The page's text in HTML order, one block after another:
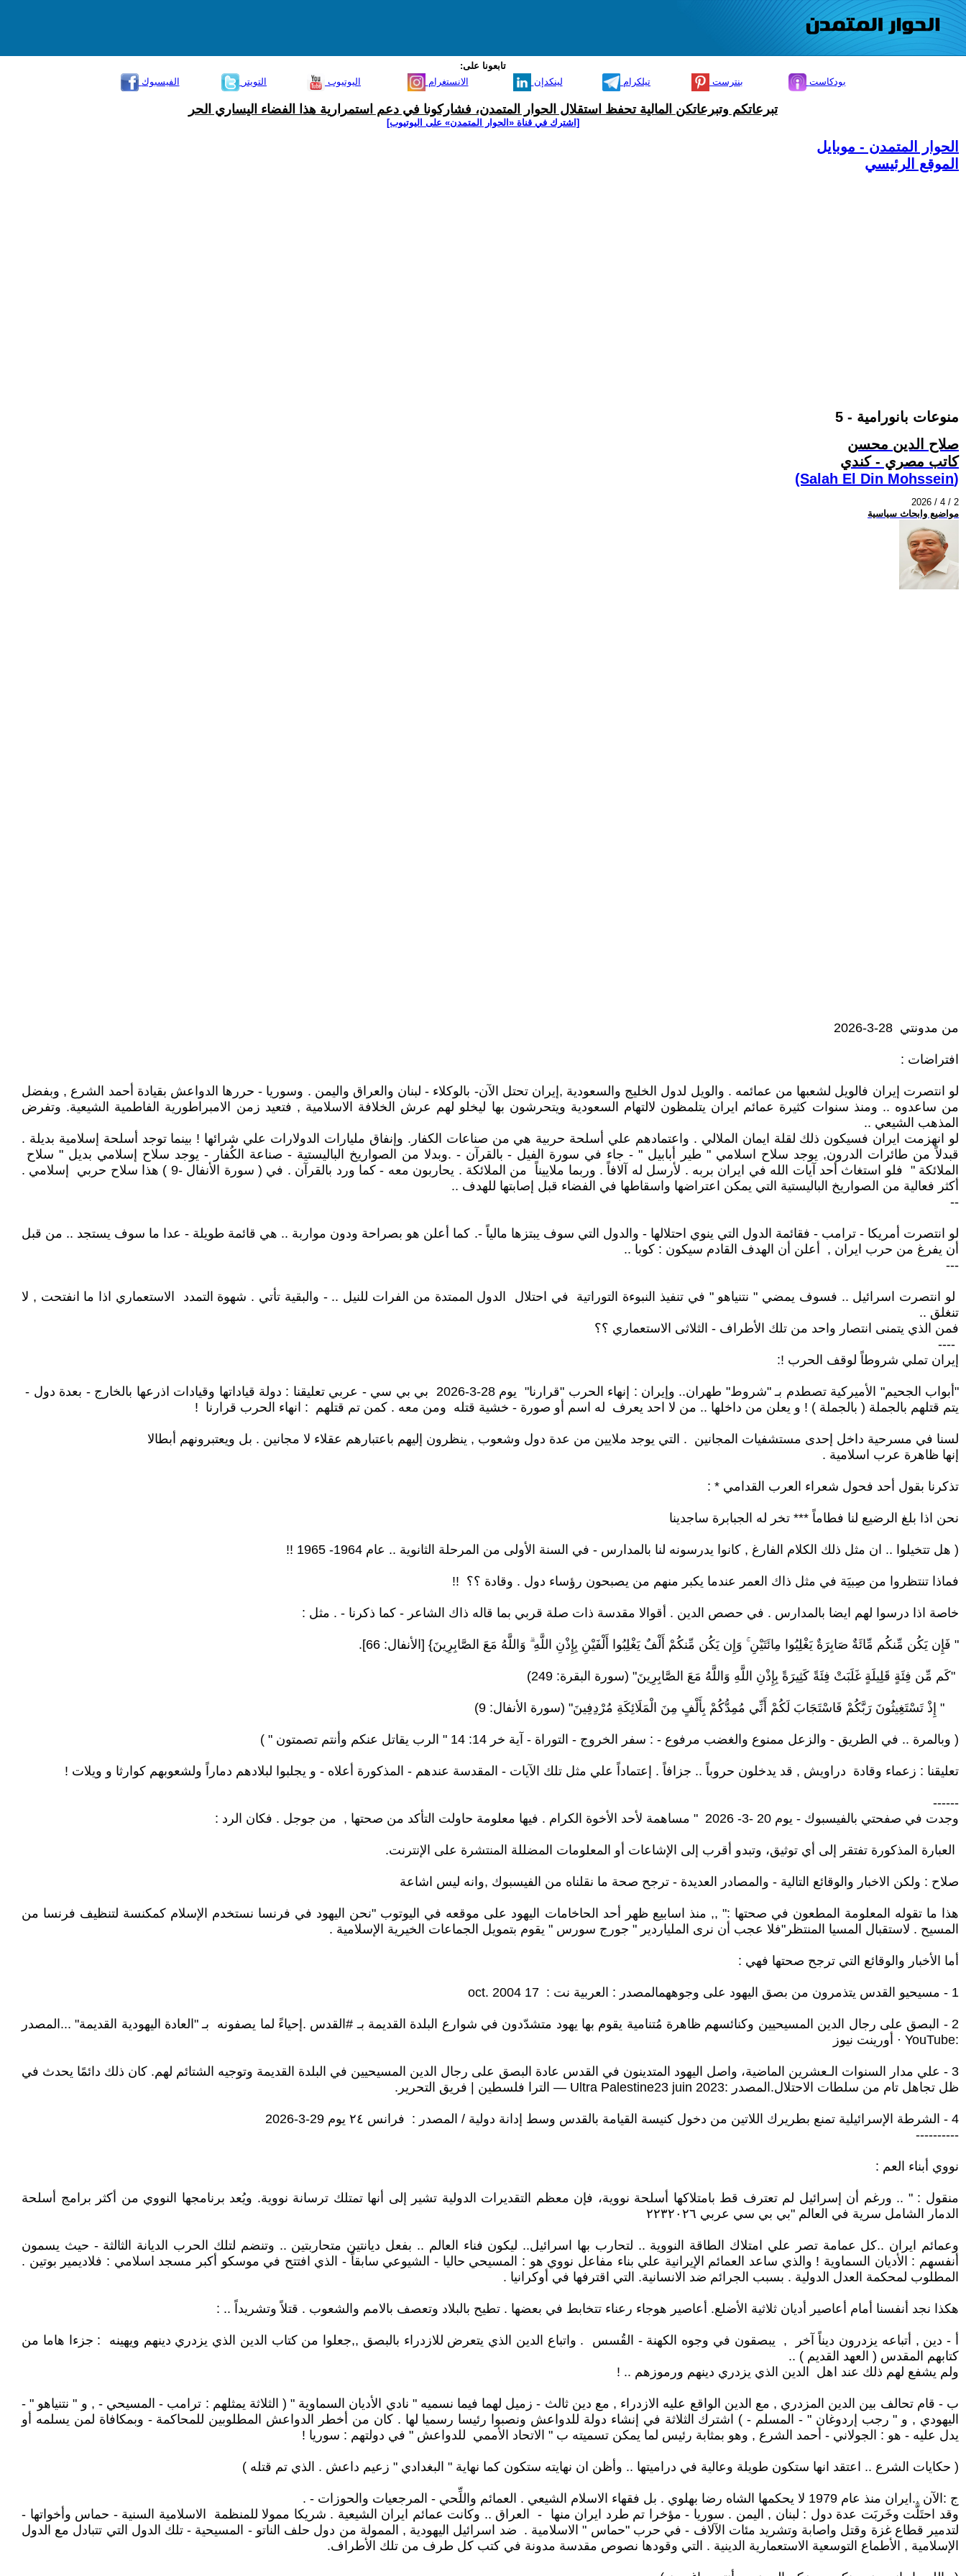
تابعونا على:
الفيسبوك
التويتر اليوتيوب الانستغرام لينكدإن تيلكرام بنترست بودكاست
تبرعاتكم وتبرعاتكن المالية تحفظ استقلال الحوار المتمدن، فشاركونا في دعم استمرارية هذا الفضاء اليساري الحر
[اشترك في قناة ‫«الحوار المتمدن» على اليوتيوب]
الحوار المتمدن - موبايل
الموقع الرئيسي
منوعات بانورامية - 5
صلاح الدين محسن
كاتب مصري - كندي
(Salah El Din Mohssein‏)
2026 / 4 / 2
مواضيع وابحاث سياسية
من مدونتي 28-3-2026
افتراضات :
لو انتصرت إيران فالويل لشعبها من عمائمه . والويل لدول الخليج والسعودية ,إيران تحتل الآن- بالوكلاء - لبنان والعراق واليمن . وسوريا - حررها الدواعش بقيادة أحمد الشرع , وبفضل
من ساعدوه .. ومنذ سنوات كثيرة عمائم ايران يتلمظون لالتهام السعودية ويتحرشون بها ليخلو لهم عرش الخلافة الاسلامية , فتعيد زمن الامبراطورية الفاطمية الشيعية. وتفرض
المذهب الشيعي ..
لو انهزمت ايران فسيكون ذلك لقلة ايمان الملالي . واعتمادهم علي أسلحة حربية هي من صناعات الكفار. وإنفاق مليارات الدولارات علي شرائها ! بينما توجد أسلحة إسلامية بديلة .
قبدلاً من طائرات الدرون, يوجد سلاح اسلامي " طير أبابيل " - جاء في سورة الفيل - بالقرآن - .وبدلا من الصواريخ الباليستية - صناعة الكُفار - يوجد سلاح إسلامي بديل " سلاح
الملائكة " فلو استغاث أحد آيات الله في ايران بربه . لأرسل له آلافاً . وربما ملاييناً من الملائكة . يحاربون معه - كما ورد بالقرآن . في ( سورة الأنفال -9 ) هذا سلاح حربي إسلامي .
أكثر فعالية من الصواريخ الباليستية التي يمكن اعتراضها واسقاطها في الفضاء قبل إصابتها للهدف ..
--
لو انتصرت أمريكا - ترامب - فقائمة الدول التي ينوي احتلالها - والدول التي سوف يبتزها مالياً -. كما أعلن هو بصراحة ودون مواربة .. هي قائمة طويلة - عدا ما سوف يستجد .. من قبل
أن يفرغ من حرب ايران , أعلن أن الهدف القادم سيكون : كوبا ..
---
لو انتصرت اسرائيل .. فسوف يمضي " نتنياهو " في تنفيذ النبوءة التوراتية في احتلال الدول الممتدة من الفرات للنيل .. - والبقية تأتي . شهوة التمدد الاستعماري اذا ما انفتحت , لا
تنغلق ..
فمن الذي يتمنى انتصار واحد من تلك الأطراف - الثلاثى الاستعماري ؟؟
----
إيران تملي شروطاً لوقف الحرب !:
"أبواب الجحيم" الأميركية تصطدم بـ "شروط" طهران.. وإيران : إنهاء الحرب "قرارنا" يوم 28-3-2026 بي بي سي - عربي تعليقنا : دولة قياداتها وقيادات اذرعها بالخارج - بعدة دول -
يتم قتلهم بالجملة ( بالجملة ) ! و يعلن من داخلها .. من لا احد يعرف له اسم أو صورة - خشية قتله ومن معه . كمن تم قتلهم : انهاء الحرب قرارنا !
لسنا في مسرحية داخل إحدى مستشفيات المجانين . التي يوجد ملايين من عدة دول وشعوب , ينظرون إليهم باعتبارهم عقلاء لا مجانين . بل ويعتبرونهم أبطالا
إنها ظاهرة عرب اسلامية .
تذكرنا بقول أحد فحول شعراء العرب القدامي * :
نحن اذا بلغ الرضيع لنا فطاماً *** تخر له الجبابرة ساجدينا
( هل تتخيلوا .. ان مثل ذلك الكلام الفارغ , كانوا يدرسونه لنا بالمدارس - في السنة الأولى من المرحلة الثانوية .. عام 1964- 1965 !!
فماذا تنتظروا من صِبيَة في مثل ذاك العمر عندما يكبر منهم من يصبحون رؤساء دول . وقادة ؟؟ !!
خاصة اذا درسوا لهم ايضا بالمدارس . في حصص الدين . أقوالا مقدسة ذات صلة قربي بما قاله ذاك الشاعر - كما ذكرنا - . مثل :
" فَإِن يَكُن مِّنكُم مِّائَةٌ صَابِرَةٌ يَغْلِبُوا مِائَتَيْنِ ۚ وَإِن يَكُن مِّنكُمْ أَلْفٌ يَغْلِبُوا أَلْفَيْنِ بِإِذْنِ اللَّهِ ۗ وَاللَّهُ مَعَ الصَّابِرِينَ} [الأنفال: 66].
"كَم مِّن فِئَةٍ قَلِيلَةٍ غَلَبَتْ فِئَةً كَثِيرَةً بِإِذْنِ اللَّهِ وَاللَّهُ مَعَ الصَّابِرِينَ" (سورة البقرة: 249)
" إِذْ تَسْتَغِيثُونَ رَبَّكُمْ فَاسْتَجَابَ لَكُمْ أَنِّي مُمِدُّكُمْ بِأَلْفٍ مِنَ الْمَلَائِكَةِ مُرْدِفِينَ" (سورة الأنفال: 9)
( وبالمرة .. في الطريق - والزعل ممنوع والغضب مرفوع - : سفر الخروج - التوراة - آية خر 14: 14 " الرب يقاتل عنكم وأنتم تصمتون " )
تعليقنا : زعماء وقادة دراويش , قد يدخلون حروباً .. جزافاً . إعتماداً علي مثل تلك الآيات - المقدسة عندهم - المذكورة أعلاه - و يجلبوا لبلادهم دماراً ولشعوبهم كوارثا و ويلات !
------
وجدت في صفحتي بالفيسبوك - يوم 20 -3- 2026 " مساهمة لأحد الأخوة الكرام . فيها معلومة حاولت التأكد من صحتها , من جوجل . فكان الرد :
العبارة المذكورة تفتقر إلى أي توثيق، وتبدو أقرب إلى الإشاعات أو المعلومات المضللة المنتشرة على الإنترنت.
صلاح : ولكن الاخبار والوقائع التالية - والمصادر العديدة - ترجح صحة ما نقلناه من الفيسبوك ,وانه ليس اشاعة
هذا ما تقوله المعلومة المطعون في صحتها :" ,, منذ اسابيع ظهر أحد الحاخامات اليهود على موقعه في اليوتوب "نحن اليهود في فرنسا نستخدم الإسلام كمكنسة لتنظيف فرنسا من
المسيح . لاستقبال المسيا المنتظر"فلا عجب أن نرى الملياردير " جورج سورس " يقوم بتمويل الجماعات الخيرية الإسلامية .
أما الأخبار والوقائع التي ترجح صحتها فهي :
1 - مسيحيو القدس يتذمرون من بصق اليهود على وجوههمالمصدر : العربية نت : 17 oct. 2004
2 - البصق على رجال الدين المسيحيين وكنائسهم ظاهرة مُتنامية يقوم بها يهود متشدّدون في شوارع البلدة القديمة بـ #القدس .إحياءً لما يصفونه بـ "العادة اليهودية القديمة" ...المصدر
:YouTube · أورينت نيوز
3 - علي مدار السنوات الـعشرين الماضية، واصل اليهود المتدينون في القدس عادة البصق على رجال الدين المسيحيين في البلدة القديمة وتوجيه الشتائم لهم. كان ذلك دائمًا يحدث في
ظل تجاهل تام من سلطات الاحتلال.المصدر :Ultra Palestine23 juin 2023 — الترا فلسطين | فريق التحرير.
4 - الشرطة الإسرائيلية تمنع بطريرك اللاتين من دخول كنيسة القيامة بالقدس وسط إدانة دولية / المصدر : فرانس ٢٤ يوم 29-3-2026
----------
نووي أبناء العم :
منقول : " .. ورغم أن إسرائيل لم تعترف قط بامتلاكها أسلحة نووية، فإن معظم التقديرات الدولية تشير إلى أنها تمتلك ترسانة نووية. ويُعد برنامجها النووي من أكثر برامج أسلحة
الدمار الشامل سرية في العالم "بي بي سي عربي ٢٢٣٢٠٢٦
وعمائم ايران ..كل عمامة تصر علي امتلاك الطاقة النووية .. لتحارب بها اسرائيل.. ليكون فناء العالم .. بفعل ديانتين متحاربتين .. وتنضم لتلك الحرب الديانة الثالثة - حيث يسمون
أنفسهم : الأديان السماوية ! والذي ساعد العمائم الإيرانية علي بناء مفاعل نووي هو : المسيحي حاليا - الشيوعي سابقاً - الذي افتتح في موسكو أكبر مسجد اسلامي : فلاديمير بوتين .
المطلوب لمحكمة العدل الدولية . بسبب الجرائم ضد الانسانية. التي اقترفها في أوكرانيا .
هكذا نجد أنفسنا أمام أعاصير أديان ثلاثية الأضلع. أعاصير هوجاء رعناء تتخابط في بعضها . تطيح بالبلاد وتعصف بالامم والشعوب . قتلاً وتشريداً .. :
أ - دين , أتباعه يزدرون ديناً آخر , يبصقون في وجوه الكهنة - القُسس . واتباع الدين الذي يتعرض للازدراء بالبصق ,,جعلوا من كتاب الدين الذي يزدري دينهم ويهينه : جزءا هاما من
كتابهم المقدس ( العهد القديم ) ..
ولم يشفع لهم ذلك عند اهل الدين الذي يزدري دينهم ورموزهم .. !
ب - قام تحالف بين الدين المزدري , مع الدين الواقع عليه الازدراء , مع دين ثالث - زميل لهما فيما نسميه " نادي الأديان السماوية " ( الثلاثة يمثلهم : ترامب - المسيحي - , و " نتنياهو " -
اليهودي , و " رجب إردوغان " - المسلم - ) اشترك الثلاثة في إنشاء دولة للدواعش ونصبوا رئيسا رسميا لها . كان من أخطر الدواعش المطلوبين للمحاكمة - وبمكافاة لمن يسلمه أو
يدل عليه - هو : الجولاني - أحمد الشرع , وهو بمثابة رئيس لما يمكن تسميته ب " الاتحاد الأممي للدواعش " في دولتهم : سوريا !
( حكايات الشرع .. اعتقد انها ستكون طويلة وعالية في دراميتها .. وأظن ان نهايته ستكون كما نهاية " البغدادي " زعيم داعش . الذي تم قتله )
ج :الآن ..ايران منذ عام 1979 لا يحكمها الشاه رضا بهلوي . بل فقهاء الاسلام الشيعي . العمائم واللِّحي - المرجعيات والحوزات - .
وقد احتَلَّت وخَربَت عدة دول : لبنان , اليمن . سوريا - مؤخرا تم طرد ايران منها - العراق .. وكانت عمائم ايران الشيعية . شريكا ممولا للمنظمة الاسلامية السنية - حماس وأخواتها -
لتدمير قطاع غزة وقتل واصابة وتشريد مئات الآلاف - في حرب "حماس " الاسلامية . ضد اسرائيل اليهودية , الممولة من دول حلف الناتو - المسيحية - تلك الدول التي تتبادل مع الدول
الإسلامية , الأطماع التوسعية الاستعمارية الدينية . التي وقودها نصوص مقدسة مدونة في كتب كل طرف من تلك الأطراف.